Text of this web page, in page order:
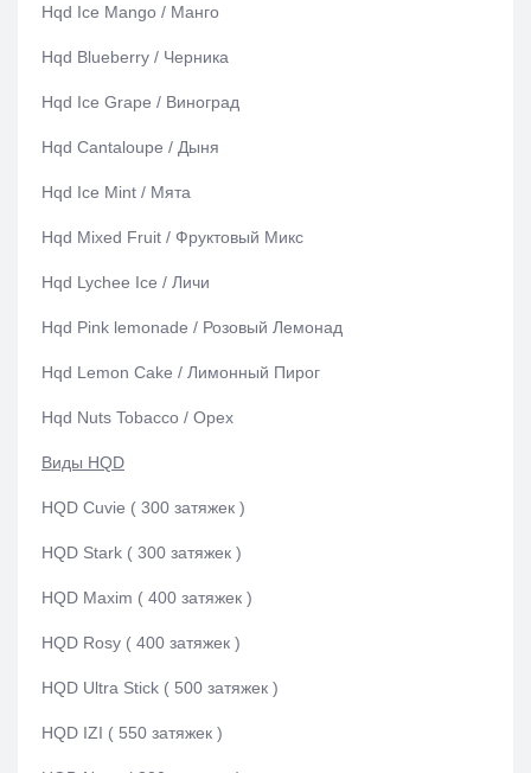
Hqd Ice Mango / Манго
Hqd Blueberry / Черника
Hqd Ice Grape / Виноград
Hqd Cantaloupe / Дыня
Hqd Ice Mint / Мята
Hqd Mixed Fruit / Фруктовый Микс
Hqd Lychee Ice / Личи
Hqd Pink lemonade / Розовый Лемонад
Hqd Lemon Cake / Лимонный Пирог
Hqd Nuts Tobacco / Орех
Виды HQD
HQD Cuvie ( 300 затяжек )
HQD Stark ( 300 затяжек )
HQD Maxim ( 400 затяжек )
HQD Rosy ( 400 затяжек )
HQD Ultra Stick ( 500 затяжек )
HQD IZI ( 550 затяжек )